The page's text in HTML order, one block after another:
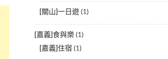
[關山]一日遊(1)
[嘉義]食與樂(1)
[嘉義]住宿 (1)